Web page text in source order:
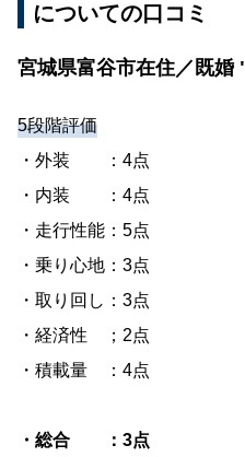
についての口コミ
宮城県富谷市在住／既婚
5段階評価
・外装 ：4点
・内装 ：4点
・走行性能：5点
・乗り心地：3点
・取り回し：3点
・経済性 ；2点
・積載量 ：4点
・総合 ：3点